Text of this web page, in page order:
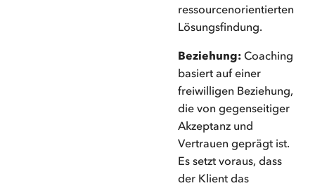
ressourcenorientierten
Lösungsfindung.
Beziehung: Coaching
basiert auf einer
freiwilligen Beziehung,
die von gegenseitiger
Akzeptanz und
Vertrauen geprägt ist.
Es setzt voraus, dass
der Klient das